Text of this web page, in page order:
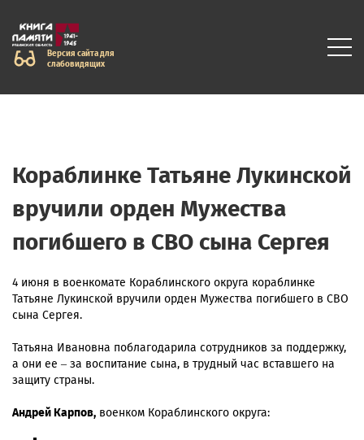
Версия сайта для
слабовидящих
Кораблинке Татьяне Лукинской
вручили орден Мужества
погибшего в СВО сына Сергея
4 июня в военкомате Кораблинского округа кораблинке
Татьяне Лукинской вручили орден Мужества погибшего в СВО
сына Сергея.
Татьяна Ивановна поблагодарила сотрудников за поддержку,
а они ее – за воспитание сына, в трудный час вставшего на
защиту страны.
Андрей Карпов, военком Кораблинского округа: